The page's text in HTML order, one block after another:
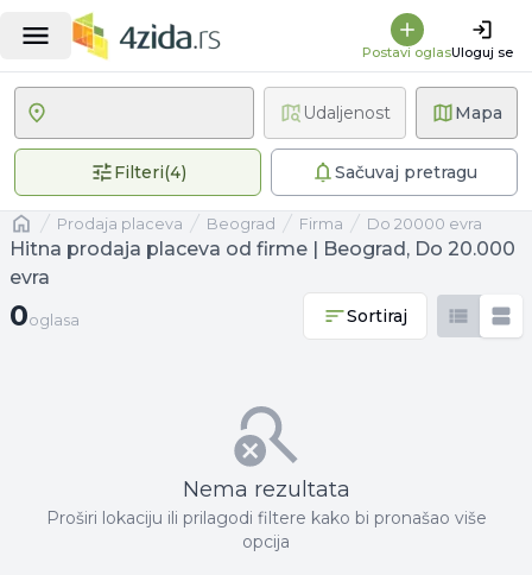
Postavi oglasUloguj se
Mapa
Filteri(4)4 primenjena filteraSačuvaj pretragu
Udaljenost
Naslovnaprodaja placeva Beograd firma Do 20000 evra
Hitna prodaja placeva od firme | Beograd, Do 20.000
evra
0 oglasa
0oglasa Sortiraj
Nema rezultata
Proširi lokaciju ili prilagodi filtere kako bi pronašao više
opcija